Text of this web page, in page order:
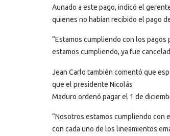
Aunado a este pago, indicó el
quienes no habían recibido el pago
“Estamos cumpliendo con los
estamos cumpliendo, ya fue
Jean Carlo también comentó que
que el presidente Nicolás
Maduro ordenó pagar el 1 de
“Nosotros estamos cumpliendo con
con cada uno de los lineamientos